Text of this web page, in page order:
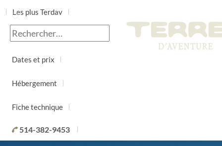
Les plus Terdav
Jour par jour
Dates et prix
Hébergement
Fiche technique
514-382-9453